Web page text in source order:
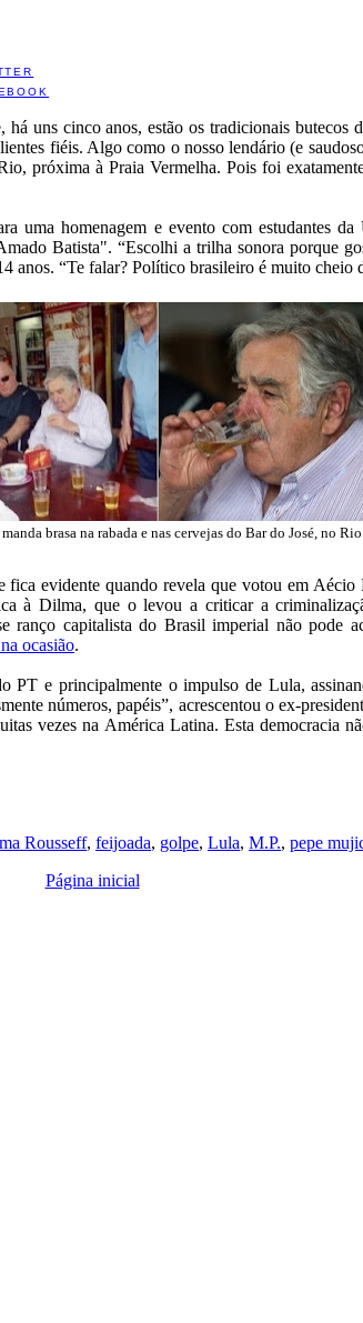
uns cinco anos, estão os tradicionais
fiéis. Algo como o nosso lendário (e
próxima à Praia Vermelha. Pois foi
uma homenagem e evento com estudantes
Batista". “Escolhi a trilha sonora porque
anos. “Te falar? Político brasileiro é muito
brasa na rabada e nas cervejas do Bar do José, no
evidente quando revela que votou em
à Dilma, que o levou a criticar a
capitalista do Brasil imperial não pode
ocasião.
e principalmente o impulso de Lula,
números, papéis”, acrescentou o ex-
vezes na América Latina. Esta democracia
Rousseff, feijoada, golpe, Lula, M.P., pepe
Página inicial